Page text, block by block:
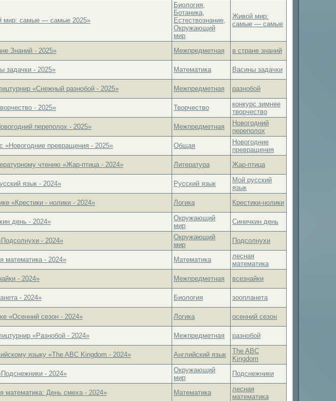
мир: самые — самые 2025»
Биология,
Ботаника,
Естествознание,
Окружающий
мир
Живой мир:
самые — самые
Знаний - 2025» Межпредметная
в стране знаний
задачки - 2025» Математика
Васины задачки
«Снежный разнобой - 2025» Межпредметная
разнобой
- 2025» Творчество
конкурс зимнее
творчество
переполох - 2025» Межпредметная
Новогодний
переполох
«Новогодние превращения - 2025» Общая
Новогодние
превращения
чтению «Жар-птица - 2024» Литература
Жар-птица
язык - 2024» Русский язык
Мой русский
язык
«Крестики - нолики - 2024» Логика
Крестики-нолики
день - 2024»
Окружающий
мир
Синичкин день
- 2024»
Окружающий
мир
Подсолнухи
математика - 2024» Математика
лесная
математика
- 2024» Межпредметная
всезнайки
- 2024» Биология
зоопланета
«Осенний сезон - 2024» Логика
осенний сезон
«Разнобой - 2024» Межпредметная
разнобой
языку «The ABC Kingdom - 2024» Английский язык
The ABC
Kingdom
- 2024»
Окружающий
мир
Подснежники
математика: День смеха - 2024» Математика
лесная
математика